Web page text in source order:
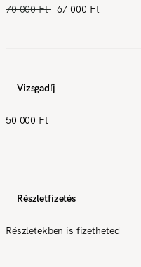
70 000 Ft 67 000 Ft
Vizsgadíj
50 000 Ft
Részletfizetés
Részletekben is fizetheted